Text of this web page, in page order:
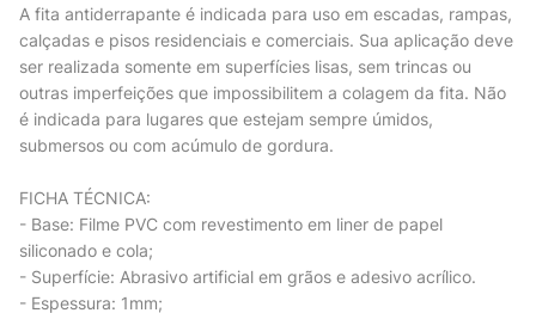
A fita antiderrapante é indicada para uso em escadas, rampas,
calçadas e pisos residenciais e comerciais. Sua aplicação deve
ser realizada somente em superfícies lisas, sem trincas ou
outras imperfeições que impossibilitem a colagem da fita. Não
é indicada para lugares que estejam sempre úmidos,
submersos ou com acúmulo de gordura.
FICHA TÉCNICA:
- Base: Filme PVC com revestimento em liner de papel
siliconado e cola;
- Superfície: Abrasivo artificial em grãos e adesivo acrílico.
- Espessura: 1mm;